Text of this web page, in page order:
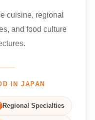
cuisine, regional
and food culture
IN JAPAN
Regional Specialties